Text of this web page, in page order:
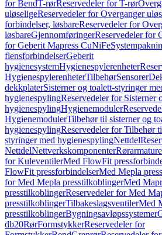
for BendT-rørReservedeler for T-rør
uløseligeReservedeler for Overganger
forbindelser, løsbareReservedeler for
løsbareGjennomføringerReservedeler for
for Geberit Mapress CuNiFe
flensforbindelserGeberit
hygienesystemHygienespylerenheter
HygienespylerenheterTilbehørSensorer
dekkplaterSisterner og toalett-styringer
hygienespylingReservedeler for Sisterner
hygienespylingHygienemoduler
HygienemodulerTilbehør til sisterner og
hygienespylingReservedeler for Tilbehør
styringer med hygienespylingNettdel
NettdelNettverkskomponenter
for KuleventilerMed FlowFit
FlowFit pressforbindelserMed Mepla
for Med Mepla presstilkoblingerMed
presstilkoblingerReservedeler for Med
presstilkoblingerTilbakeslagsventilerMed
presstilkoblingerBygningsavløpssystemer
db20RørFormstykkerReservedeler for